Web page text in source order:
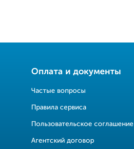
Оплата и документы
Частые вопросы
Правила сервиса
Пользовательское соглашение
Агентский договор